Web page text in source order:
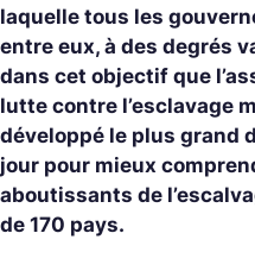
laquelle tous les
entre eux, à des degrés
dans cet objectif que
lutte contre l’esclavage
développé le plus grand
jour pour mieux
aboutissants de
de 170 pays.